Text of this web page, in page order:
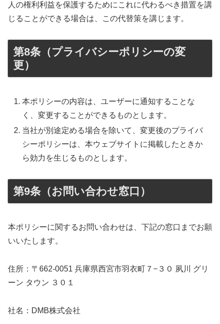
人の権利利益を保護するためにこれに代わるべき措置を講
じることができる場合は、この代替策を講じます。
第8条（プライバシーポリシーの変
更）
本ポリシーの内容は、ユーザーに通知することな
く、変更することができるものとします。
当社が別途定める場合を除いて、変更後のプライバ
シーポリシーは、本ウェブサイトに掲載したときか
ら効力を生じるものとします。
第9条（お問い合わせ窓口）
本ポリシーに関するお問い合わせは、下記の窓口までお願
いいたします。
住所：〒662-0051 兵庫県西宮市羽衣町７−３０ 夙川 グリ
ーン タウン ３０１
社名：DMB株式会社